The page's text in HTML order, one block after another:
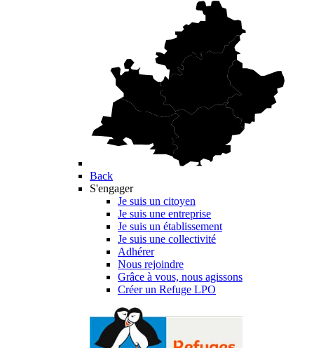
Back
S'engager
Je suis un citoyen
Je suis une entreprise
Je suis un établissement
Je suis une collectivité
Adhérer
Nous rejoindre
Grâce à vous, nous agissons
Créer un Refuge LPO